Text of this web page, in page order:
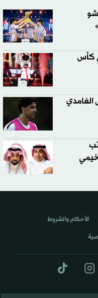
«تيكين 8» في كأس
الغامدي
خيمي
الأحكام والشروط